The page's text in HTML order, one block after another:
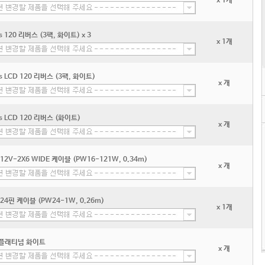
120 리버스 (3팩, 화이트) x 3
x 1개
120 리버스 (3팩, 화이트)
x 개
LCD 120 리버스 (화이트)
x 개
12V-2X6 WIDE 케이블 (PW16-121W, 0.34m)
x 개
24핀 케이블 (PW24-1W, 0.26m)
x 1개
래티넘 화이트
x 개